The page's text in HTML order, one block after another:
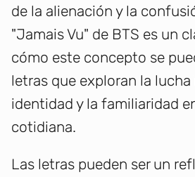
de la alienación y la
"Jamais Vu" de BTS es un
cómo este concepto se
letras que exploran la
identidad y la familiaridad
cotidiana.
Las letras pueden ser un